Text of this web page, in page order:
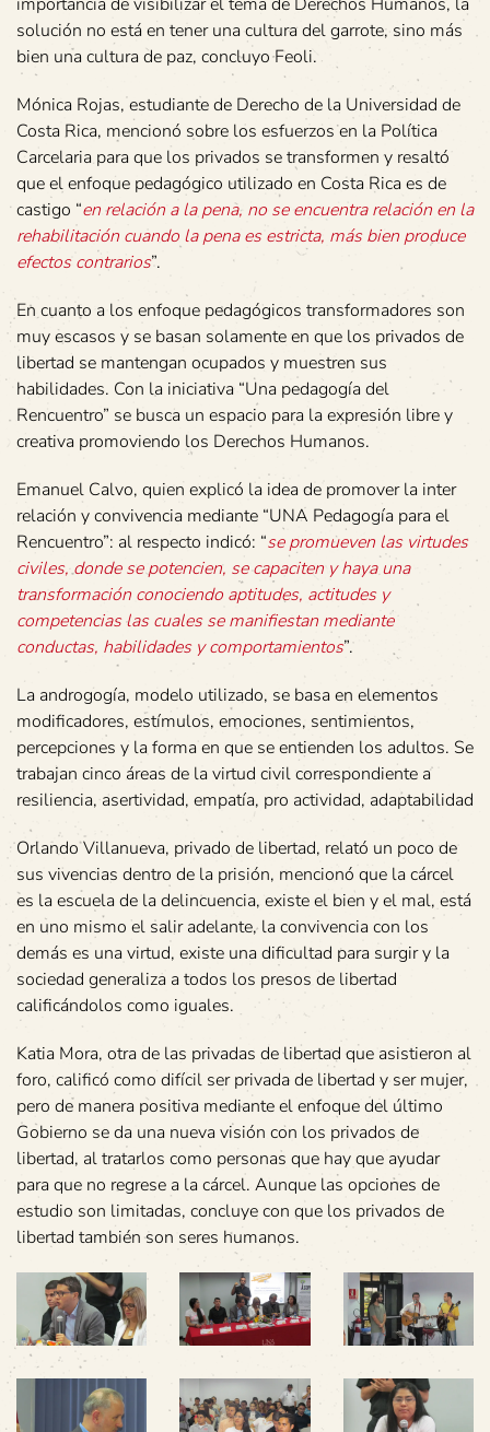
solución no está en tener una cultura del garrote, sino más
bien una cultura de paz, concluyo Feoli.
Mónica Rojas, estudiante de Derecho de la Universidad de
Costa Rica, mencionó sobre los esfuerzos en la Política
Carcelaria para que los privados se transformen y resaltó
que el enfoque pedagógico utilizado en Costa Rica es de
castigo “en relación a la pena, no se encuentra relación en la
rehabilitación cuando la pena es estricta, más bien produce
efectos contrarios”.
En cuanto a los enfoque pedagógicos transformadores son
muy escasos y se basan solamente en que los privados de
libertad se mantengan ocupados y muestren sus
habilidades. Con la iniciativa “Una pedagogía del
Rencuentro” se busca un espacio para la expresión libre y
creativa promoviendo los Derechos Humanos.
Emanuel Calvo, quien explicó la idea de promover la inter
relación y convivencia mediante “UNA Pedagogía para el
Rencuentro”: al respecto indicó: “se promueven las virtudes
civiles, donde se potencien, se capaciten y haya una
transformación conociendo aptitudes, actitudes y
competencias las cuales se manifiestan mediante
conductas, habilidades y comportamientos”.
La androgogía, modelo utilizado, se basa en elementos
modificadores, estímulos, emociones, sentimientos,
percepciones y la forma en que se entienden los adultos. Se
trabajan cinco áreas de la virtud civil correspondiente a
resiliencia, asertividad, empatía, pro actividad, adaptabilidad
Orlando Villanueva, privado de libertad, relató un poco de
sus vivencias dentro de la prisión, mencionó que la cárcel
es la escuela de la delincuencia, existe el bien y el mal, está
en uno mismo el salir adelante, la convivencia con los
demás es una virtud, existe una dificultad para surgir y la
sociedad generaliza a todos los presos de libertad
calificándolos como iguales.
Katia Mora, otra de las privadas de libertad que asistieron al
foro, calificó como difícil ser privada de libertad y ser mujer,
pero de manera positiva mediante el enfoque del último
Gobierno se da una nueva visión con los privados de
libertad, al tratarlos como personas que hay que ayudar
para que no regrese a la cárcel. Aunque las opciones de
estudio son limitadas, concluye con que los privados de
libertad también son seres humanos.